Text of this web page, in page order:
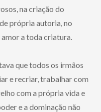
na criação do
própria autoria, no
a toda criatura.
que todos os irmãos
e recriar, trabalhar com
com a própria vida e
e a dominação não